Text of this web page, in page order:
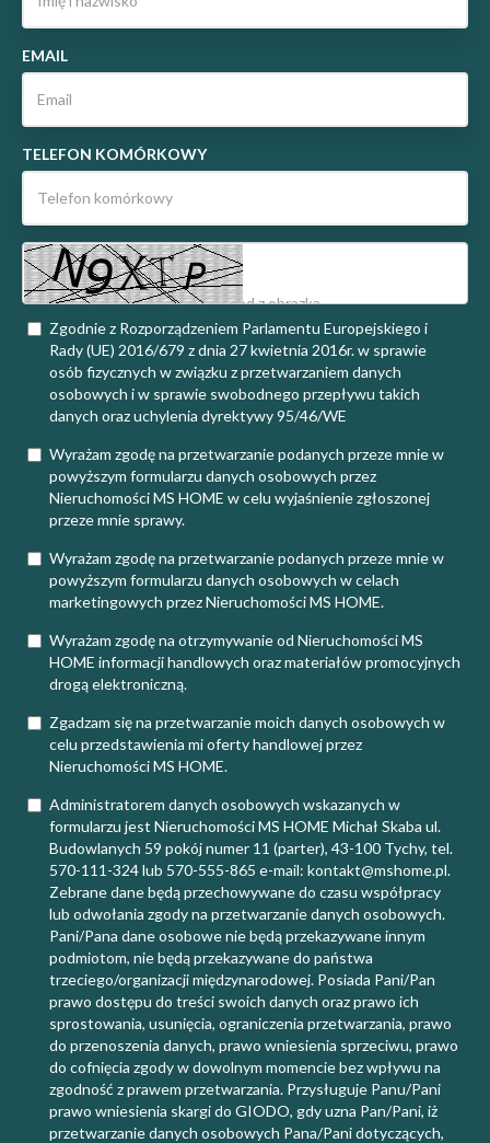
EMAIL
TELEFON KOMÓRKOWY
Zgodnie z Rozporządzeniem Parlamentu Europejskiego i
Rady (UE) 2016/679 z dnia 27 kwietnia 2016r. w sprawie
osób fizycznych w związku z przetwarzaniem danych
osobowych i w sprawie swobodnego przepływu takich
danych oraz uchylenia dyrektywy 95/46/WE
Wyrażam zgodę na przetwarzanie podanych przeze mnie w
powyższym formularzu danych osobowych przez
Nieruchomości MS HOME w celu wyjaśnienie zgłoszonej
przeze mnie sprawy.
Wyrażam zgodę na przetwarzanie podanych przeze mnie w
powyższym formularzu danych osobowych w celach
marketingowych przez Nieruchomości MS HOME.
Wyrażam zgodę na otrzymywanie od Nieruchomości MS
HOME informacji handlowych oraz materiałów promocyjnych
drogą elektroniczną.
Zgadzam się na przetwarzanie moich danych osobowych w
celu przedstawienia mi oferty handlowej przez
Nieruchomości MS HOME.
Administratorem danych osobowych wskazanych w
formularzu jest Nieruchomości MS HOME Michał Skaba ul.
Budowlanych 59 pokój numer 11 (parter), 43-100 Tychy, tel.
570-111-324 lub 570-555-865 e-mail: kontakt@mshome.pl.
Zebrane dane będą przechowywane do czasu współpracy
lub odwołania zgody na przetwarzanie danych osobowych.
Pani/Pana dane osobowe nie będą przekazywane innym
podmiotom, nie będą przekazywane do państwa
trzeciego/organizacji międzynarodowej. Posiada Pani/Pan
prawo dostępu do treści swoich danych oraz prawo ich
sprostowania, usunięcia, ograniczenia przetwarzania, prawo
do przenoszenia danych, prawo wniesienia sprzeciwu, prawo
do cofnięcia zgody w dowolnym momencie bez wpływu na
zgodność z prawem przetwarzania. Przysługuje Panu/Pani
prawo wniesienia skargi do GIODO, gdy uzna Pan/Pani, iż
przetwarzanie danych osobowych Pana/Pani dotyczących,